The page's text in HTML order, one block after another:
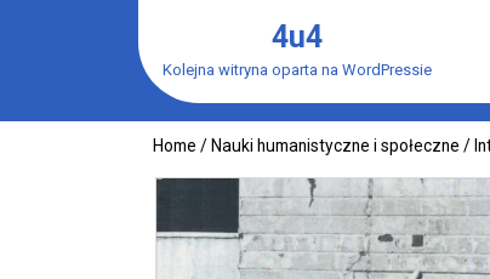
4u4
Kolejna witryna oparta na WordPressie
Home / Nauki humanistyczne i społeczne /